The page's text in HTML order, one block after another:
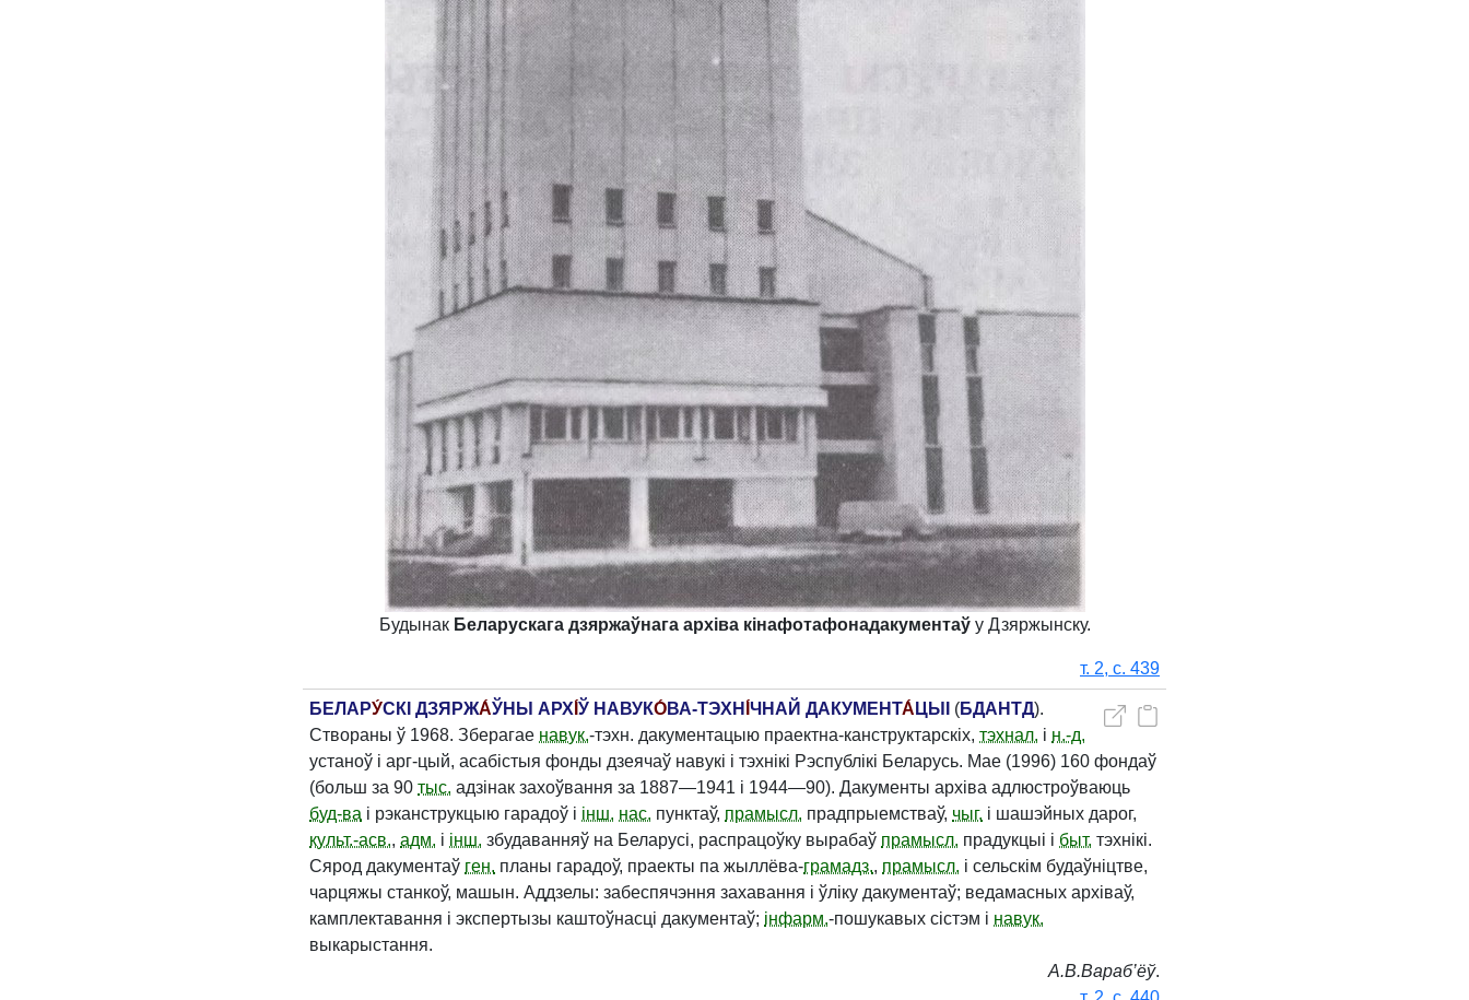
Будынак Беларускага дзяржаўнага архіва кінафотафонадакументаўу Дзяржынску.
т. 2, с. 439
БЕЛАРУ́СКІ ДЗЯРЖА́ЎНЫ АРХ Ў НАВУКО́ВА-ТЭХН ЧНАЙ ДАКУМЕНТА́ ЦЫІ (БДАНТД).
Створаны ў 1968. Зберагае навук.-тэхн. дакументацыю праектна-канструктарскіх, тэхнал. і н.-д.
устаноў і арг-цый, асабістыя фонды дзеячаў навукі і тэхнікі Рэспублікі Беларусь. Мае (1996) 160 фондаў
(больш за 90 тыс. адзінак захоўвання за 1887—1941 і 1944—90). Дакументы архіва адлюстроўваюць
буд-ва і рэканструкцыю гарадоў і інш. нас. пунктаў, прамысл. прадпрыемстваў, чыг. і шашэйных дарог,
культ.-асв., адм. і інш. збудаванняў на Беларусі, распрацоўку вырабаў прамысл. прадукцыі і быт. тэхнікі.
Сярод дакументаў ген. планы гарадоў, праекты па жыллёва-грамадз., прамысл. і сельскім будаўніцтве,
чарцяжы станкоў, машын. Аддзелы: забеспячэння захавання і ўліку дакументаў; ведамасных архіваў,
камплектавання і экспертызы каштоўнасці дакументаў; інфарм.-пошукавых сістэм і навук.
выкарыстання.
А.​В.​Вараб’ёў.